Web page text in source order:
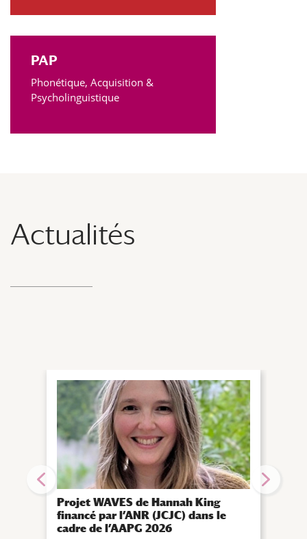
PAP
Phonétique, Acquisition &
Psycholinguistique
Actualités
Projet WAVES de Hannah King
financé par l’ANR (JCJC) dans le
cadre de l’AAPG 2026